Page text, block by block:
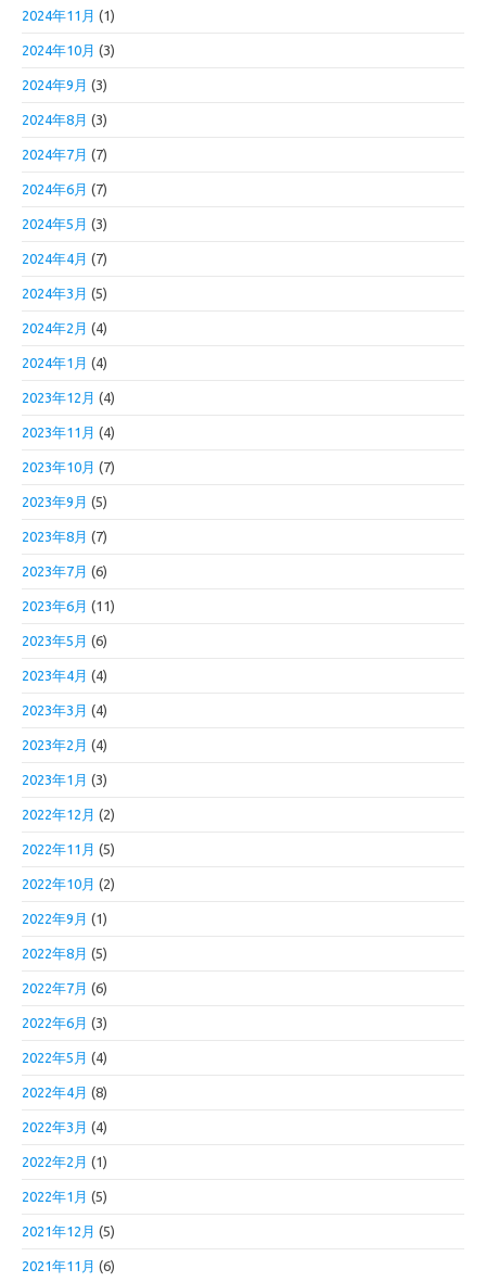
2024年11月 (1)
2024年10月 (3)
2024年9月 (3)
2024年8月 (3)
2024年7月 (7)
2024年6月 (7)
2024年5月 (3)
2024年4月 (7)
2024年3月 (5)
2024年2月 (4)
2024年1月 (4)
2023年12月 (4)
2023年11月 (4)
2023年10月 (7)
2023年9月 (5)
2023年8月 (7)
2023年7月 (6)
2023年6月 (11)
2023年5月 (6)
2023年4月 (4)
2023年3月 (4)
2023年2月 (4)
2023年1月 (3)
2022年12月 (2)
2022年11月 (5)
2022年10月 (2)
2022年9月 (1)
2022年8月 (5)
2022年7月 (6)
2022年6月 (3)
2022年5月 (4)
2022年4月 (8)
2022年3月 (4)
2022年2月 (1)
2022年1月 (5)
2021年12月 (5)
2021年11月 (6)